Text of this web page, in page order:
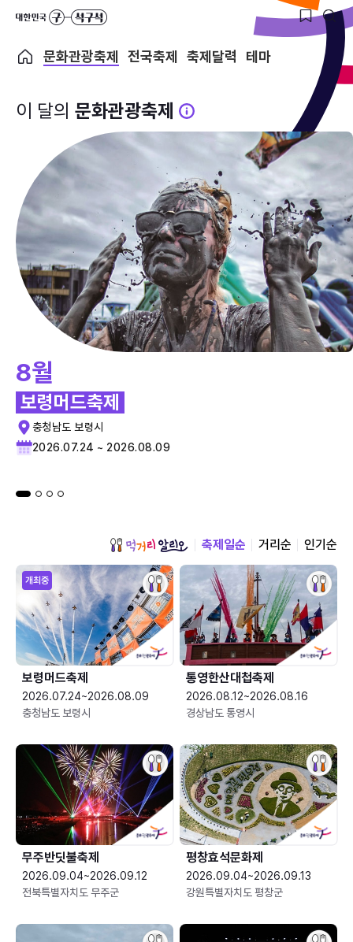
문화관광축제 전국축제 축제달력 테마
이 달의 문화관광축제
8월
보령머드축제
충청남도 보령시
2026.07.24 ~ 2026.08.09
축제일순 거리순 인기순
개최중
보령머드축제
2026.07.24~2026.08.09
충청남도 보령시
통영한산대첩축제
2026.08.12~2026.08.16
경상남도 통영시
무주반딧불축제
2026.09.04~2026.09.12
전북특별자치도 무주군
평창효석문화제
2026.09.04~2026.09.13
강원특별자치도 평창군